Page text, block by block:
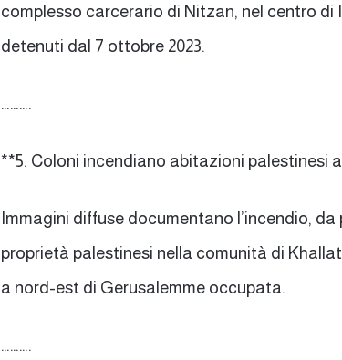
complesso carcerario di Nitzan, nel centro di
detenuti dal 7 ottobre 2023.
……….
**5. Coloni incendiano abitazioni palestinesi
Immagini diffuse documentano l’incendio,
proprietà palestinesi nella comunità di
a nord-est di Gerusalemme occupata.
……….